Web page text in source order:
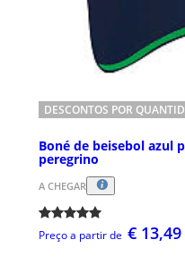
DESCONTOS POR
Boné de beisebol azul
peregrino
A CHEGAR
Preço a partir de € 13,49